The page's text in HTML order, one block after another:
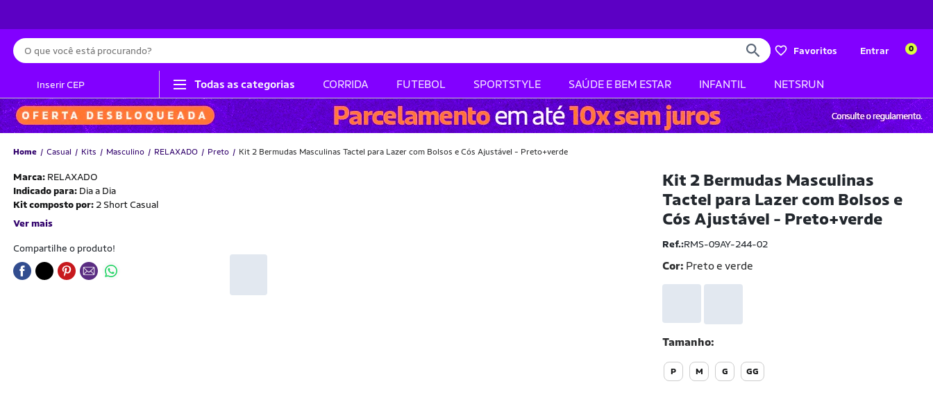
Busca
Favoritos Entrar 0
Inserir CEP Todas as categorias CORRIDA FUTEBOL SPORTSTYLE SAÚDE E BEM ESTAR INFANTIL NETSRUN
Home Casual Kits Masculino RELAXADO Preto Kit 2 Bermudas Masculinas Tactel para Lazer com Bolsos e Cós Ajustável - Preto+verde
Marca: RELAXADO
Indicado para: Dia a Dia
Kit composto por: 2 Short Casual
Ver mais
Compartilhe o produto!
Kit 2 Bermudas Masculinas
Tactel para Lazer com Bolsos e
Cós Ajustável - Preto+verde
Ref.:RMS-09AY-244-02
Cor: Preto e verde
Tamanho
P M G GG